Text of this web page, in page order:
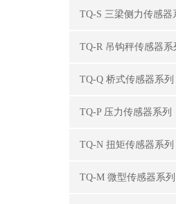
TQ-S 三梁侧力传感器
TQ-R 吊钩秤传感器系
TQ-Q 桥式传感器系列
TQ-P 压力传感器系列
TQ-N 扭矩传感器系列
TQ-M 微型传感器系列